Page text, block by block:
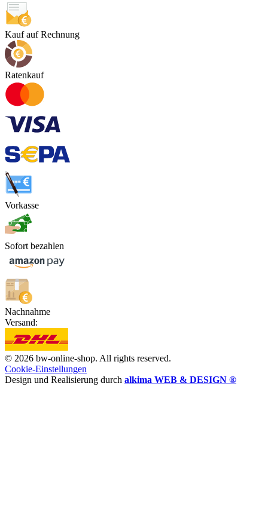
Kauf auf Rechnung
Ratenkauf
Vorkasse
Sofort bezahlen
Nachnahme
Versand:
© 2026 bw-online-shop. All rights reserved.
Cookie-Einstellungen
Design und Realisierung durch alkima WEB & DESIGN ®